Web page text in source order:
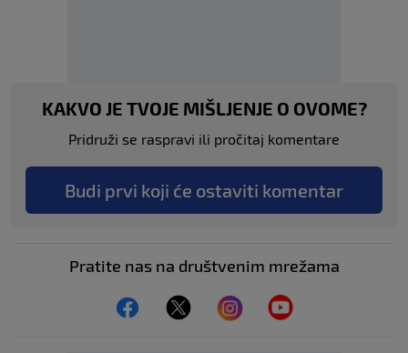
KAKVO JE TVOJE MIŠLJENJE O OVOME?
Pridruži se raspravi ili pročitaj komentare
Budi prvi koji će ostaviti komentar
Pratite nas na društvenim mrežama